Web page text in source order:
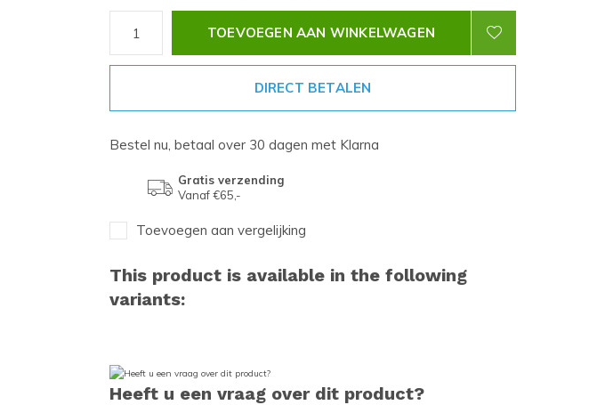
TOEVOEGEN AAN WINKELWAGEN
DIRECT BETALEN
Bestel nu, betaal over 30 dagen met Klarna
Gratis verzending
Vanaf €65,-
Toevoegen aan vergelijking
This product is available in the following
variants:
Heeft u een vraag over dit product?